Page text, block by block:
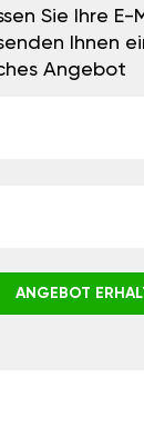
Sie Ihre E-
Ihnen
Angebot
ANGEBOT